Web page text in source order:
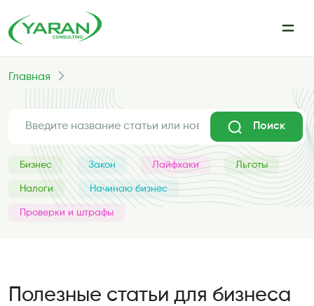
Главная
Поиск
Бизнес Закон Лайфхаки Льготы
Налоги Начинаю бизнес
Проверки и штрафы
Полезные статьи для бизнеса